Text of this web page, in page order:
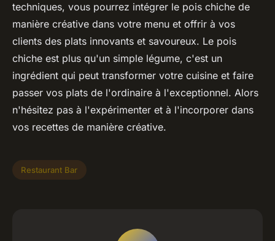
techniques, vous pourrez intégrer le pois chiche de
manière créative dans votre menu et offrir à vos
clients des plats innovants et savoureux. Le pois
chiche est plus qu'un simple légume, c'est un
ingrédient qui peut transformer votre cuisine et faire
passer vos plats de l'ordinaire à l'exceptionnel. Alors
n'hésitez pas à l'expérimenter et à l'incorporer dans
vos recettes de manière créative.
Restaurant Bar